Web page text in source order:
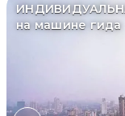
на машине гида